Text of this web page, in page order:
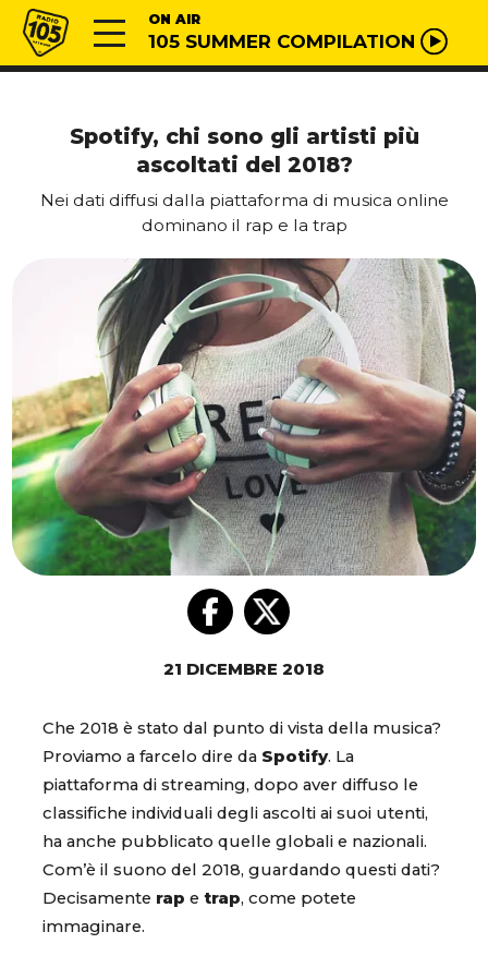
Vai al contenuto
Radio 105 ON AIR
105 SUMMER COMPILATION
Spotify, chi sono gli artisti più
ascoltati del 2018?
Nei dati diffusi dalla piattaforma di musica online
dominano il rap e la trap
21 DICEMBRE 2018
Che 2018 è stato dal punto di vista della musica?
Proviamo a farcelo dire da Spotify. La
piattaforma di streaming, dopo aver diffuso le
classifiche individuali degli ascolti ai suoi utenti,
ha anche pubblicato quelle globali e nazionali.
Com’è il suono del 2018, guardando questi dati?
Decisamente rap e trap, come potete
immaginare.